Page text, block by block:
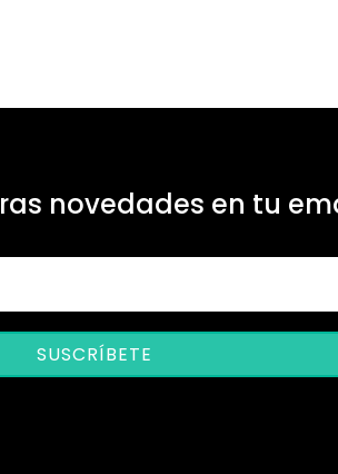
novedades en tu
SUSCRÍBETE